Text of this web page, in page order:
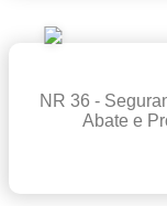
NR 36 -
Abate e